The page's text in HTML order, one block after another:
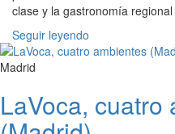
clase y la gastronomía
Seguir leyendo
Madrid
LaVoca, cuatro